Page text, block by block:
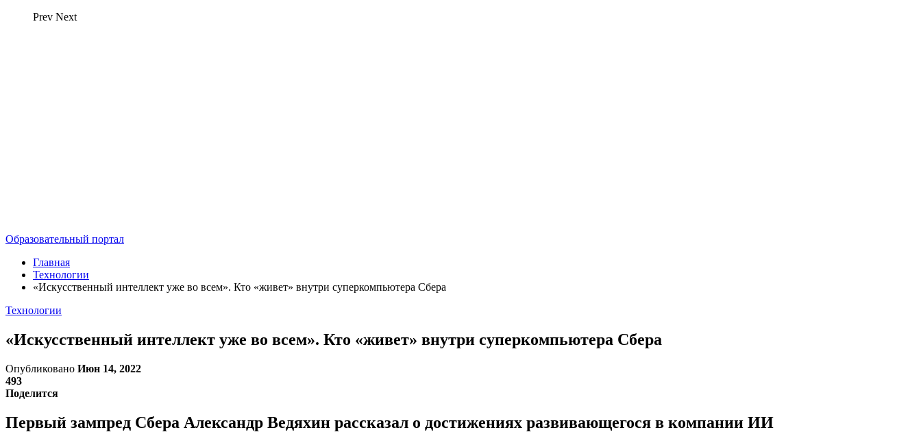
Prev Next
Образовательный портал
Главная
Технологии
«Искусственный интеллект уже во всем». Кто «живет» внутри суперкомпьютера Сбера
Технологии
«Искусственный интеллект уже во всем». Кто «живет» внутри суперкомпьютера Сбера
Опубликовано Июн 14, 2022
493
Поделится
Первый зампред Сбера Александр Ведяхин рассказал о достижениях развивающегося в компании ИИ